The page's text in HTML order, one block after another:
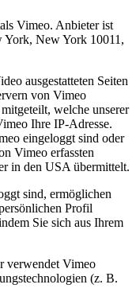
Vimeo. Anbieter ist
York, New York 10011,
ausgestatteten Seiten
von Vimeo
welche unserer
Ihre IP-Adresse.
eingeloggt sind oder
Vimeo erfassten
in den USA übermittelt.
sind, ermöglichen
Profil
Sie sich aus Ihrem
verwendet Vimeo
(z. B.